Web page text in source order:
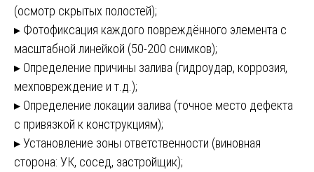
(осмотр скрытых полостей);
▸ Фотофиксация каждого повреждённого элемента с
масштабной линейкой (50-200 снимков);
▸ Определение причины залива (гидроудар, коррозия,
мехповреждение и т.д.);
▸ Определение локации залива (точное место дефекта
с привязкой к конструкциям);
▸ Установление зоны ответственности (виновная
сторона: УК, сосед, застройщик);